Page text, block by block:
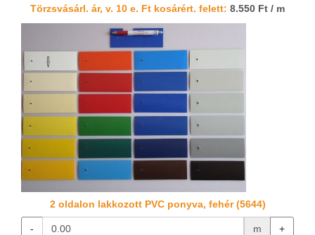
Törzsvásárl. ár, v. 10 e. Ft kosárért. felett: 8.550 Ft / m
2 oldalon lakkozott PVC ponyva, fehér (5644)
- m +